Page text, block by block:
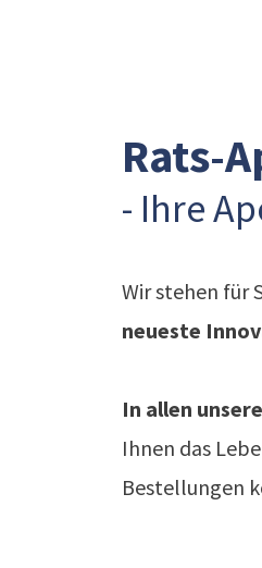
Rats-
- Ihre
Wir stehen für
neueste
In allen
Ihnen das
Bestellungen